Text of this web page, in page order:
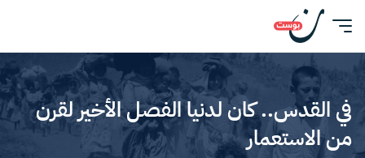
في القدس.. كان لدنيا الفصل الأخير لقرن
من الاستعمار